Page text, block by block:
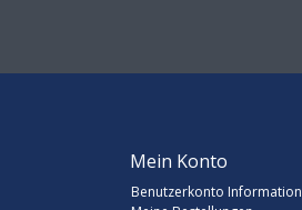
Mein Konto
Benutzerkonto Information